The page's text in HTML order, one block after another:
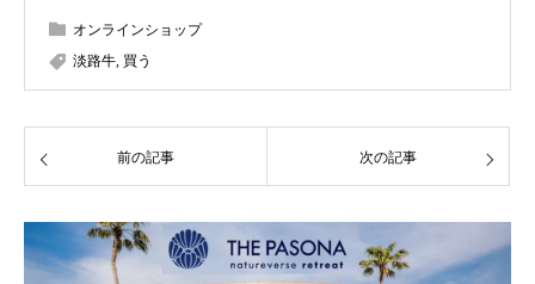
オンラインショップ
淡路牛, 買う
前の記事 次の記事